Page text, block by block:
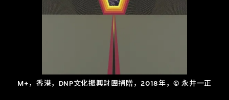
M+，香港，DNP文化振興財團捐贈，2018年，© 永井一正
探索世界顶级的二十及二十一世纪视觉